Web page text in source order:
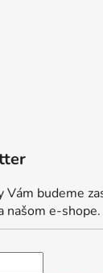
budeme
našom e-shope.